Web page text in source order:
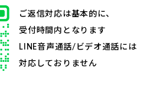
ご返信対応は基本的に、
受付時間内となります
LINE音声通話/ビデオ通話には
対応しておりません